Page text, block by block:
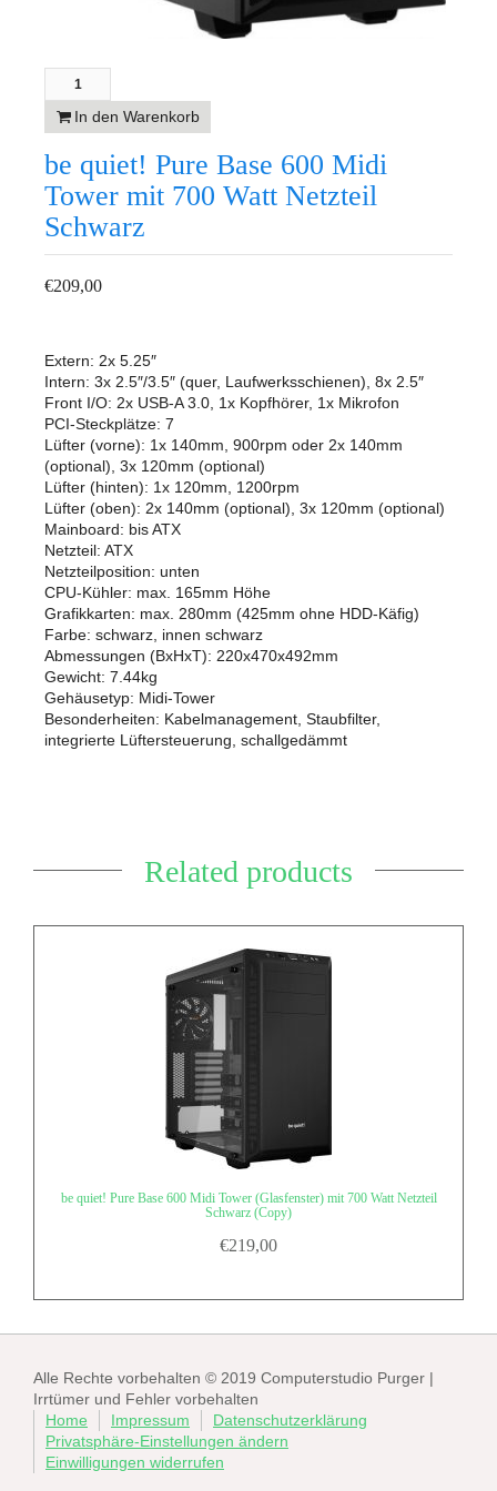
In den Warenkorb
be quiet! Pure Base 600 Midi
Tower mit 700 Watt Netzteil
Schwarz
€209,00
Extern: 2x 5.25″
Intern: 3x 2.5″/3.5″ (quer, Laufwerksschienen), 8x 2.5″
Front I/O: 2x USB-A 3.0, 1x Kopfhörer, 1x Mikrofon
PCI-Steckplätze: 7
Lüfter (vorne): 1x 140mm, 900rpm oder 2x 140mm
(optional), 3x 120mm (optional)
Lüfter (hinten): 1x 120mm, 1200rpm
Lüfter (oben): 2x 140mm (optional), 3x 120mm (optional)
Mainboard: bis ATX
Netzteil: ATX
Netzteilposition: unten
CPU-Kühler: max. 165mm Höhe
Grafikkarten: max. 280mm (425mm ohne HDD-Käfig)
Farbe: schwarz, innen schwarz
Abmessungen (BxHxT): 220x470x492mm
Gewicht: 7.44kg
Gehäusetyp: Midi-Tower
Besonderheiten: Kabelmanagement, Staubfilter,
integrierte Lüftersteuerung, schallgedämmt
Related products
be quiet! Pure Base 600 Midi Tower (Glasfenster) mit 700 Watt Netzteil
Schwarz (Copy)
€219,00
Alle Rechte vorbehalten © 2019 Computerstudio Purger |
Irrtümer und Fehler vorbehalten
Home
Impressum
Datenschutzerklärung
Privatsphäre-Einstellungen ändern
Einwilligungen widerrufen